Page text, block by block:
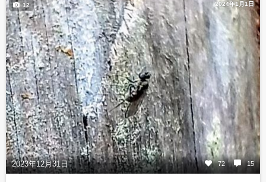
2024年1月1日
2023年12月31日 72 15
12